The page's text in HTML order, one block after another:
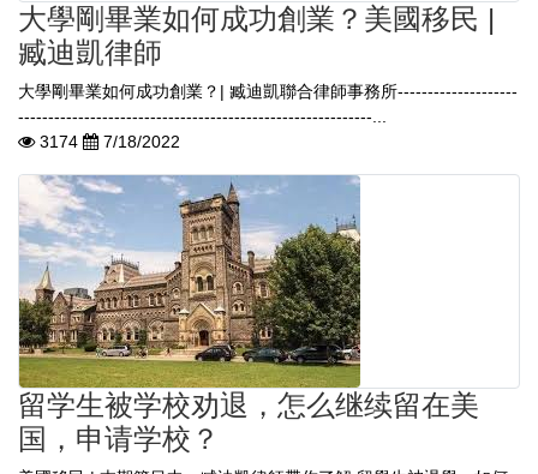
大學剛畢業如何成功創業？美國移民 |
臧迪凱律師
大學剛畢業如何成功創業？| 臧迪凱聯合律師事務所--------------------
-----------------------------------------------------------...
3174
7/18/2022
留学生被学校劝退，怎么继续留在美
国，申请学校？